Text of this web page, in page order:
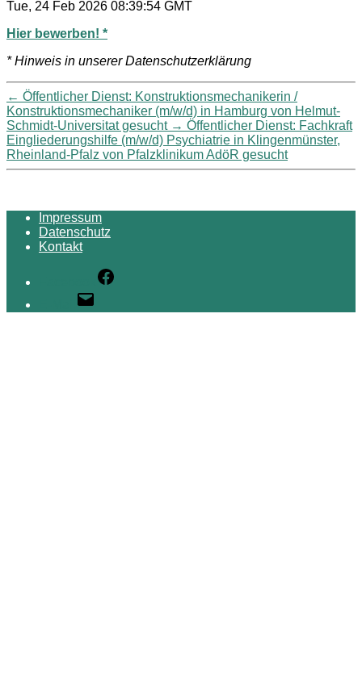
Tue, 24 Feb 2026 08:39:54 GMT
Hier bewerben! *
* Hinweis in unserer Datenschutzerklärung
← Öffentlicher Dienst: Konstruktionsmechanikerin /
Konstruktionsmechaniker (m/w/d) in Hamburg von Helmut-
Schmidt-Universitat gesucht → Öffentlicher Dienst: Fachkraft
Eingliederungshilfe (m/w/d) Psychiatrie in Klingenmünster,
Rheinland-Pfalz von Pfalzklinikum AdöR gesucht
Impressum
Datenschutz
Kontakt